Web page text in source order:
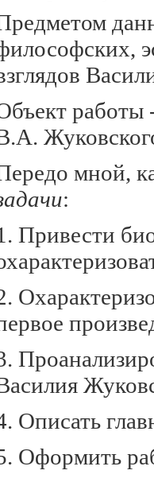
работы
мной,
:
Привести
Описать
Оформить